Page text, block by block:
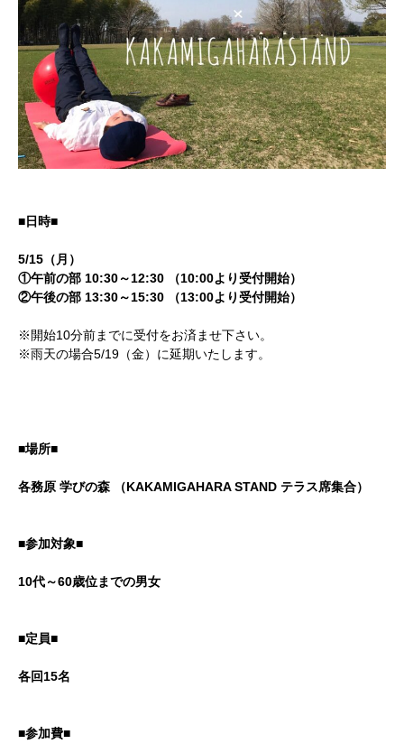
■日時■
5/15（月）
①午前の部 10:30～12:30 （10:00より受付開始）
②午後の部 13:30～15:30 （13:00より受付開始）
※開始10分前までに受付をお済ませ下さい。
※雨天の場合5/19（金）に延期いたします。
■場所■
各務原 学びの森 （KAKAMIGAHARA STAND テラス席集合）
■参加対象■
10代～60歳位までの男女
■定員■
各回15名
■参加費■